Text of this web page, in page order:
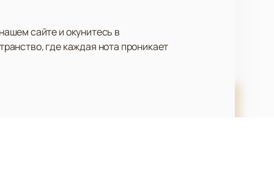
сайте и окунитесь в
где каждая нота проникает